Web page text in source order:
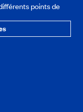
points de